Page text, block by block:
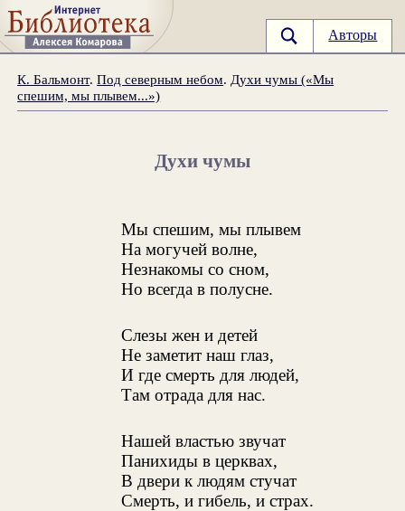
Авторы
К. Бальмонт.Под северным небом. Духи чумы («Мы
спешим, мы плывем...»)
Духи чумы
Мы спешим, мы плывем
На могучей волне,
Незнакомы со сном,
Но всегда в полусне.
Слезы жен и детей
Не заметит наш глаз,
И где смерть для людей,
Там отрада для нас.
Нашей властью звучат
Панихиды в церквах,
В двери к людям стучат
Смерть, и гибель, и страх.